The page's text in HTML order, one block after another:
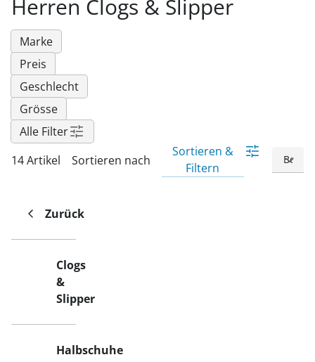
Fußpflegeprodukte
Hausapotheke
Kälte- & Wärmetherapie
‎ Alle Anzeigen
Hygieneprodukte
Toilettenstühle
Urinflaschen &
Nachttöpfe
Ess- & Trinkhilfen
‎ Alle Anzeigen
Nagel- &
Fußpflegeprodukte
Ohrreiniger
Parfüm
‎ Alle Anzeigen
Kälte- & Wärmetherapie
Massage-Produkte
Sesselschoner
Herrenbekleidung
Herrenschuhe
Mützen & Hüte
‎ Alle Anzeigen
Gartenaccessoires
Geschenkideen
Insektenabwehr
Kleinmöbel
‎ Alle Anzeigen
Herren Clogs & Slipper
Marke
Preis
Geschlecht
Grösse
Alle Filter
14 Artikel
Sortieren nach
Sortieren &
Filtern
Zurück
Clogs
&
Slipper
Halbschuhe